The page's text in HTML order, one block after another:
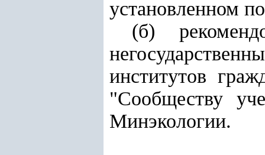
установленном
(б)
институтов
"Сообществу
Минэкологии.